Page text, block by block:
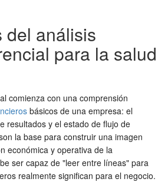
del análisis
para la salud
comienza con una comprensión
básicos de una empresa: el
resultados y el estado de flujo de
la base para construir una imagen
económica y operativa de la
ser capaz de "leer entre líneas" para
realmente significan para el negocio.